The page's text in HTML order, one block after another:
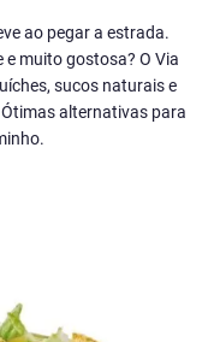
ao pegar a estrada.
e muito gostosa? O Via
sucos naturais e
alternativas para